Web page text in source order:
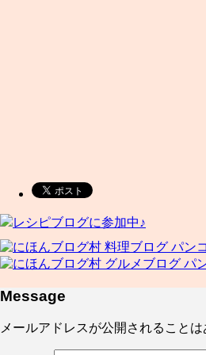
レシピブログに参加中♪
Message
メールアドレスが公開されることは